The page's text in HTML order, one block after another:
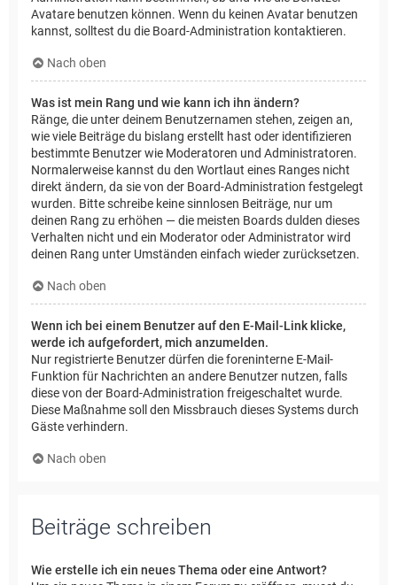
Avatare benutzen können. Wenn du keinen Avatar benutzen
kannst, solltest du die Board-Administration kontaktieren.
Nach oben
Was ist mein Rang und wie kann ich ihn ändern?
Ränge, die unter deinem Benutzernamen stehen, zeigen an,
wie viele Beiträge du bislang erstellt hast oder identifizieren
bestimmte Benutzer wie Moderatoren und Administratoren.
Normalerweise kannst du den Wortlaut eines Ranges nicht
direkt ändern, da sie von der Board-Administration festgelegt
wurden. Bitte schreibe keine sinnlosen Beiträge, nur um
deinen Rang zu erhöhen — die meisten Boards dulden dieses
Verhalten nicht und ein Moderator oder Administrator wird
deinen Rang unter Umständen einfach wieder zurücksetzen.
Nach oben
Wenn ich bei einem Benutzer auf den E-Mail-Link klicke,
werde ich aufgefordert, mich anzumelden.
Nur registrierte Benutzer dürfen die foreninterne E-Mail-
Funktion für Nachrichten an andere Benutzer nutzen, falls
diese von der Board-Administration freigeschaltet wurde.
Diese Maßnahme soll den Missbrauch dieses Systems durch
Gäste verhindern.
Nach oben
Beiträge schreiben
Wie erstelle ich ein neues Thema oder eine Antwort?